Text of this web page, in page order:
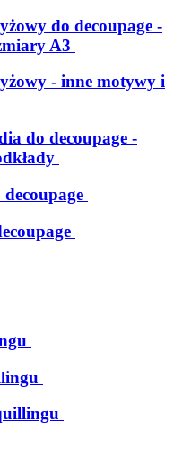
do decoupage -
A3
- inne motywy i
do decoupage -